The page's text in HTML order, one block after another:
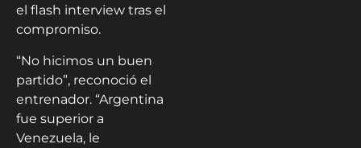
el flash interview tras el
compromiso.
“No hicimos un buen
partido”, reconoció el
entrenador. “Argentina
fue superior a
Venezuela, le